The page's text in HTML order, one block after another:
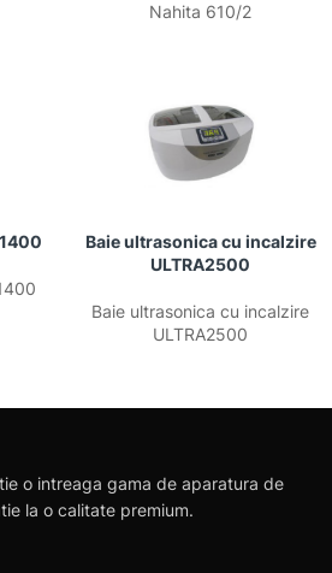
Nahita 610/2
Baie ultrasonica cu incalzire
ULTRA2500
Baie ultrasonica cu incalzire
ULTRA2500
o intreaga gama de aparatura de
la o calitate premium.